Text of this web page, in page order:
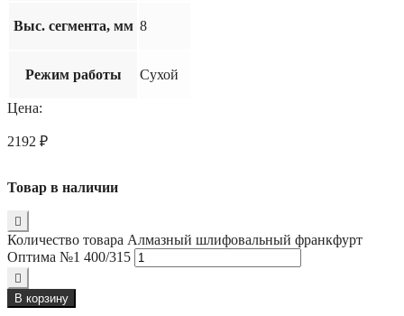
Выс. сегмента, мм 8
Режим работы Сухой
Цена:
2192 ₽
Товар в наличии
Количество товара Алмазный шлифовальный франкфурт
Оптима №1 400/315
В корзину